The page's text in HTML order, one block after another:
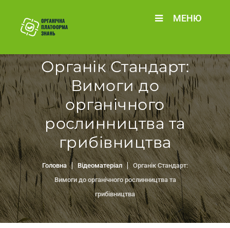
МЕНЮ
Органік Стандарт:
Вимоги до
органічного
рослинництва та
грибівництва
Головна Відеоматеріал
Органік Стандарт:
Вимоги до органічного рослинництва та
грибівництва